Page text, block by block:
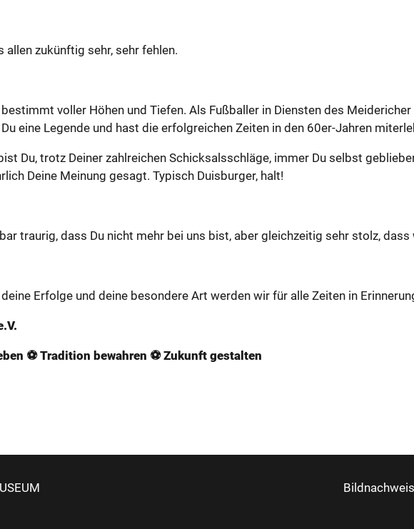
allen zu­künf­tig sehr, sehr feh­len.
vol­ler Höhen und Tie­fen. Als Fuß­bal­ler in Diens­ten des
eine Le­gen­de und hast die er­folg­rei­chen Zei­ten in den 60er-Jah­ren
Du, trotz Dei­ner zahl­rei­chen Schick­sals­schlä­ge, immer Du selbst
Deine Mei­nung ge­sagt. Ty­pisch Duis­bur­ger, halt!
trau­rig, dass Du nicht mehr bei uns bist, aber gleich­zei­tig sehr stolz, dass
deine Er­fol­ge und deine be­son­de­re Art wer­den wir für alle Zei­ten in
⚽ Tra­­­­­­­­­­­­­­­­­­­­­­­di­ti­on be­­­­­­­­­­­­­­­­­­­­­­­wah­ren ⚽ Zu­­­­­­­­­­­­­­­­­­­­­­­kunft ge­­­­­­­­­­­­­­­­­­­­­­­stal­ten
Bildnachweis